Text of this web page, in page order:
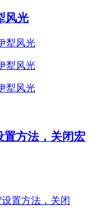
风光
置方法，关闭宏